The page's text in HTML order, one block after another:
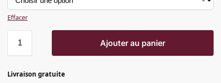
Effacer
Ajouter au panier
Livraison gratuite